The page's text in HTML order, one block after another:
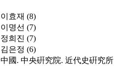
이효재 (8)
이명선 (7)
정희진 (7)
김은정 (6)
中國. 中央硏究院. 近代史硏究所